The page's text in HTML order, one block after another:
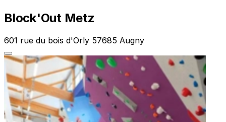
Block'Out Metz
601 rue du bois d'Orly 57685 Augny